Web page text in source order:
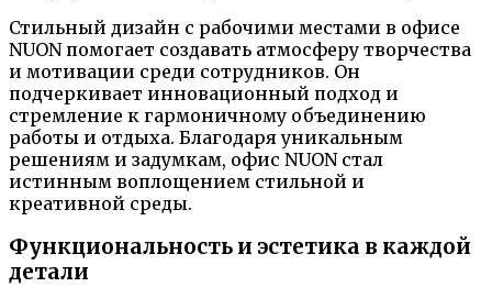
Стильный дизайн с рабочими местами в офисе
NUON помогает создавать атмосферу творчества
и мотивации среди сотрудников. Он
подчеркивает инновационный подход и
стремление к гармоничному объединению
работы и отдыха. Благодаря уникальным
решениям и задумкам, офис NUON стал
истинным воплощением стильной и
креативной среды.
Функциональность и эстетика в каждой
детали